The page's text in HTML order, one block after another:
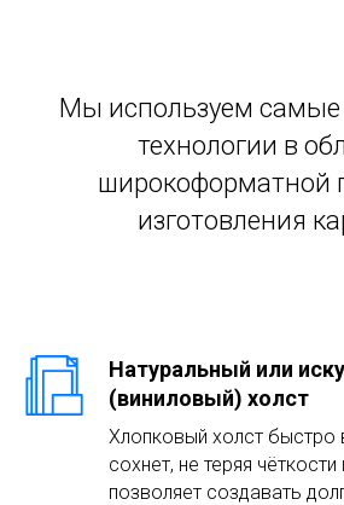
Мы используем самые
технологии в
широкоформатной
изготовления
Натуральный или
(виниловый) холст
Хлопковый холст быстро
сохнет, не теряя
позволяет создавать